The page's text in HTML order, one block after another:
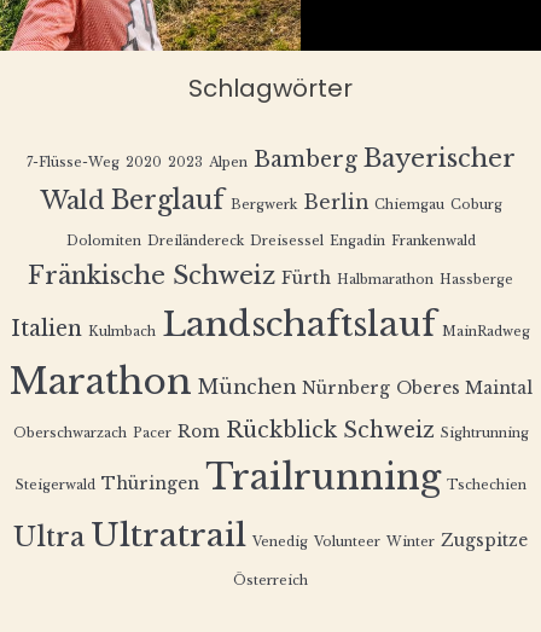
Schlagwörter
7-Flüsse-Weg 2020 2023 Alpen Bamberg Bayerischer
Wald Berglauf Bergwerk Berlin Chiemgau Coburg
Dolomiten Dreiländereck Dreisessel Engadin Frankenwald
Fränkische Schweiz Fürth Halbmarathon Hassberge
Italien Kulmbach Landschaftslauf MainRadweg
Marathon München Nürnberg Oberes Maintal
Oberschwarzach Pacer Rom Rückblick Schweiz Sightrunning
Steigerwald Thüringen Trailrunning Tschechien
Ultra Ultratrail Venedig Volunteer Winter Zugspitze
Österreich